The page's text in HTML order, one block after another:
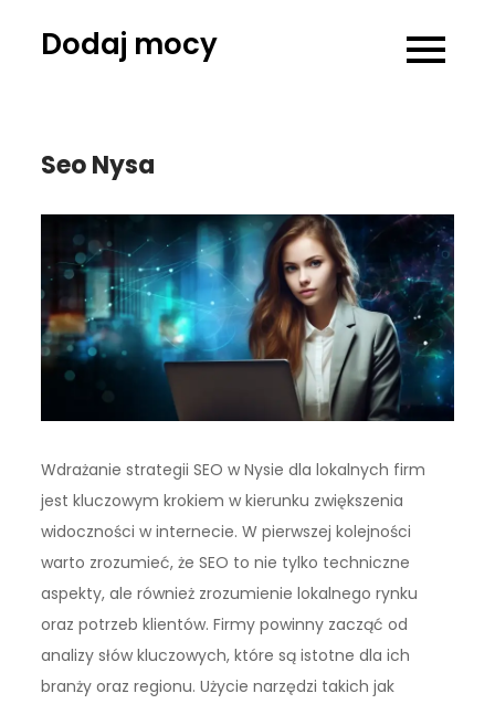
Dodaj mocy
Seo Nysa
Wdrażanie strategii SEO w Nysie dla lokalnych firm
jest kluczowym krokiem w kierunku zwiększenia
widoczności w internecie. W pierwszej kolejności
warto zrozumieć, że SEO to nie tylko techniczne
aspekty, ale również zrozumienie lokalnego rynku
oraz potrzeb klientów. Firmy powinny zacząć od
analizy słów kluczowych, które są istotne dla ich
branży oraz regionu. Użycie narzędzi takich jak